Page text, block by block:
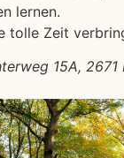
lernen.
tolle Zeit
15A, 2671